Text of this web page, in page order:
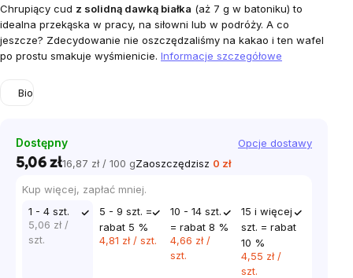
Chrupiący cud z solidną dawką białka (aż 7 g w batoniku) to
idealna przekąska w pracy, na siłowni lub w podróży. A co
jeszcze? Zdecydowanie nie oszczędzaliśmy na kakao i ten wafel
po prostu smakuje wyśmienicie. Informacje szczegółowe
Bio
Dostępny Opcje dostawy
5,06 złCena
jednostkowa:
16,87 zł / 100 gZaoszczędzisz 0 zł
Kup więcej, zapłać mniej.
1 - 4 szt.
5,06 zł/
szt.
5 - 9 szt. =
rabat 5 %
4,81 zł/ szt.
10 - 14 szt.
= rabat 8 %
4,66 zł/
szt.
15 i więcej
szt. = rabat
10 %
4,55 zł/
szt.